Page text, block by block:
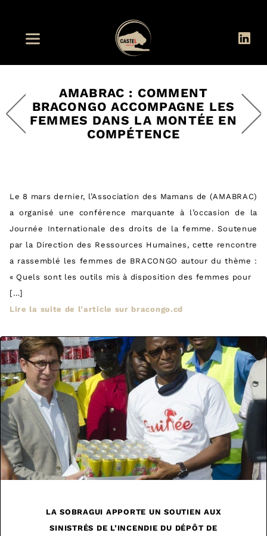
AMABRAC : COMMENT
BRACONGO ACCOMPAGNE LES
FEMMES DANS LA MONTÉE EN
COMPÉTENCE
Le 8 mars dernier, l’Association des Mamans de (AMABRAC)
a organisé une conférence marquante à l’occasion de la
Journée Internationale des droits de la femme. Soutenue
par la Direction des Ressources Humaines, cette rencontre
a rassemblé les femmes de BRACONGO autour du thème :
« Quels sont les outils mis à disposition des femmes pour
[…]
Lire la suite de l’article sur bracongo.cd
LA SOBRAGUI APPORTE UN SOUTIEN AUX
SINISTRÉS DE L’INCENDIE DU DÉPÔT DE